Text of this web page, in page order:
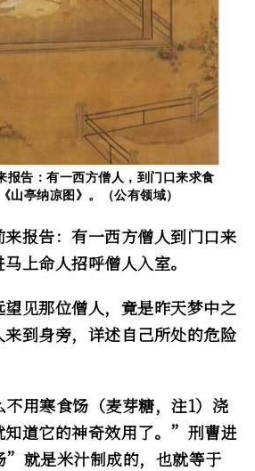
报告：有一西方僧人，到门口来求食
山亭纳凉图》。（公有领域）
报告：有一西方僧人到门口来
上命人招呼僧人入室。
见那位僧人，竟是昨天梦中之
来到身旁，详述自己所处的危险
用寒食饧（麦芽糖，注1）浇
知道它的神奇效用了。”刑曹进
就是米汁制成的，也就等于